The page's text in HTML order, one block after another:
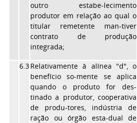
outro estabe-lecimento
produtor em relação ao qual o
titular remetente man-tiver
contrato de produção
integrada;
6.3Relativamente à alínea "d", o
benefício so-mente se aplica
quando o produto for des-
tinado a produtor, cooperativa
de produ-tores, indústria de
ração ou órgão esta-dual de